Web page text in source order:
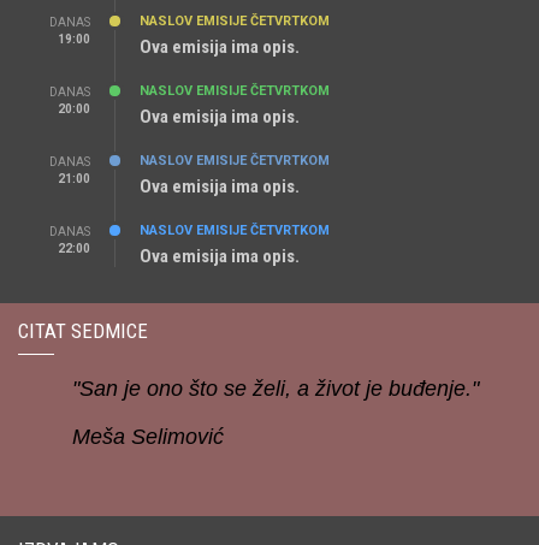
DANAS
19:00
NASLOV EMISIJE ČETVRTKOM
Ova emisija ima opis.
DANAS
20:00
NASLOV EMISIJE ČETVRTKOM
Ova emisija ima opis.
DANAS
21:00
NASLOV EMISIJE ČETVRTKOM
Ova emisija ima opis.
DANAS
22:00
NASLOV EMISIJE ČETVRTKOM
Ova emisija ima opis.
CITAT SEDMICE
"San je ono što se želi, a život je buđenje."
Meša Selimović